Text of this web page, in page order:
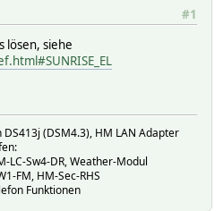
#1
lösen, siehe
(DSM4.3), HM LAN Adapter
LC-Sw4-DR, Weather-Modul
FM, HM-Sec-RHS
Funktionen